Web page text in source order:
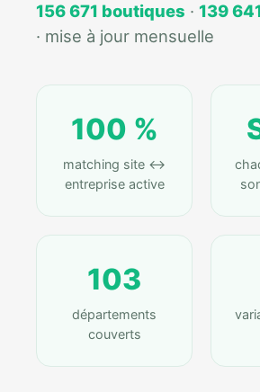
156 671 boutiques · 139
· mise à jour mensuelle
100 %
matching site ↔
entreprise active
103
départements
couverts